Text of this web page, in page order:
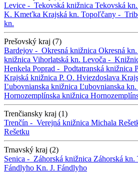
Levice - Tekovská knižnica Tekovská kn.
K. Kmeťka Krajská kn. Topoľčany -
kn.
Prešovský kraj (7)
Bardejov - Okresná knižnica Okresná kn.
knižnica Vihorlatská kn. Levoča -
Henkela Poprad - Podtatranská knižnica
Krajská knižnica P. O. Hviezdoslava
Ľubovnianska knižnica Ľubovnianska kn.
Hornozemplínska knižnica
Trenčiansky kraj (1)
Trenčín - Verejná knižnica Michala
Rešetku
Trnavský kraj (2)
Senica - Záhorská knižnica Záhorská kn.
Fándlyho Kn. J. Fándlyho